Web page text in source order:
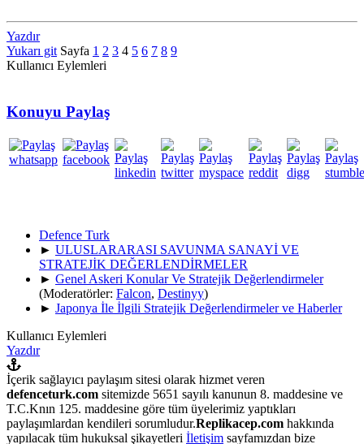
Yazdır
Yukarı git Sayfa 1 2 3 4 5 6 7 8 9
Kullanıcı Eylemleri
Konuyu Paylaş
Defence Turk
► ULUSLARARASI SAVUNMA SANAYİ VE
STRATEJİK DEĞERLENDİRMELER
► Genel Askeri Konular Ve Stratejik Değerlendirmeler
(Moderatörler: Falcon, Destinyy)
► Japonya İle İlgili Stratejik Değerlendirmeler ve Haberler
Kullanıcı Eylemleri
Yazdır
İçerik sağlayıcı paylaşım sitesi olarak hizmet veren
defenceturk.com sitemizde 5651 sayılı kanunun 8. maddesine ve
T.C.Knın 125. maddesine göre tüm üyelerimiz yaptıkları
paylaşımlardan kendileri sorumludur.Replikacep.com hakkında
yapılacak tüm hukuksal şikayetleri İletişim sayfamızdan bize